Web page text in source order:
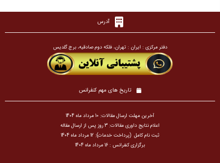
آدرس
دفتر مرکزی : ایران : تهران، فلکه دوم صادقیه، برج گلدیس
تاریخ های مهم کنفرانس
آخرین مهلت ارسال مقالات: 10 مرداد ماه 1404
اعلام نتایج داوری مقالات: 3 روز پس از ارسال مقاله
ثبت نام کامل (پرداخت خدمات): 12 مرداد ماه 1404
برگزاری کنفرانس : 16 مرداد ماه 1404